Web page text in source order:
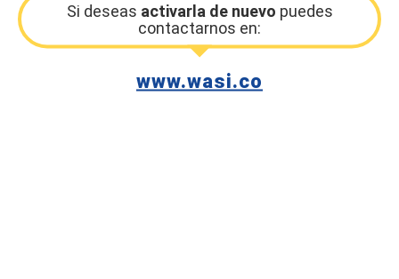
Si deseas activarla de nuevo puedes
contactarnos en:
www.wasi.co